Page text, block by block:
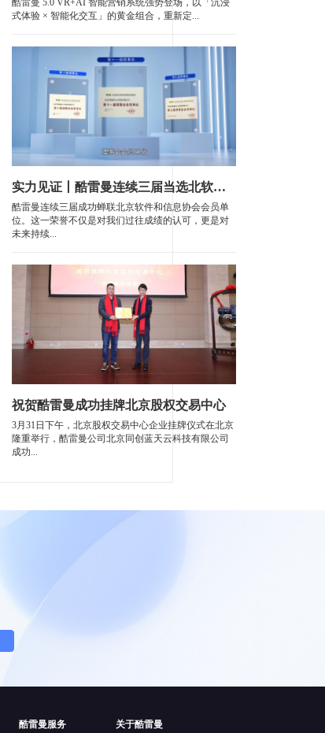
式体验 × 智能化交互」的黄金组合，重新定...
实力见证丨酷雷曼连续三届当选北软协理事会会员单位
酷雷曼连续三届成功蝉联北京软件和信息协会会员单
位。这一荣誉不仅是对我们过往成绩的认可，更是对
未来持续...
祝贺酷雷曼成功挂牌北京股权交易中心
3月31日下午，北京股权交易中心企业挂牌仪式在北京
隆重举行，酷雷曼公司北京同创蓝天云科技有限公司
成功...
酷雷曼服务 关于酷雷曼